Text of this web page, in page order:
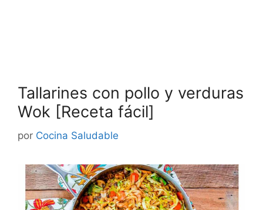
Tallarines con pollo y verduras
Wok [Receta fácil]
por Cocina Saludable